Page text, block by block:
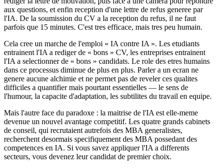
aux questions, et enfin reception d'une lettre de refus generee par
l'IA. De la soumission du CV a la reception du refus, il ne faut
parfois que 15 minutes. C'est tres efficace, mais tres peu humain.
Cela cree un marche de l'emploi « IA contre IA ». Les etudiants
entrainent l'IA a rediger de « bons » CV, les entreprises entrainent
l'IA a selectionner de « bons » candidats. Le role des etres humains
dans ce processus diminue de plus en plus. Parler a un ecran ne
genere aucune alchimie et ne permet pas de reveler ces qualites
difficiles a quantifier mais pourtant essentielles — le sens de
l'humour, la capacite d'adaptation, les subtilites du travail en equipe.
Mais l'autre face du paradoxe : la maitrise de l'IA est elle-meme
devenue un nouvel avantage competitif. Les quatre grands cabinets
de conseil, qui recrutaient autrefois des MBA generalistes,
recherchent desormais specifiquement des MBA possedant des
competences en IA. Si vous savez appliquer l'IA a differents
secteurs, vous devenez leur candidat de premier choix.